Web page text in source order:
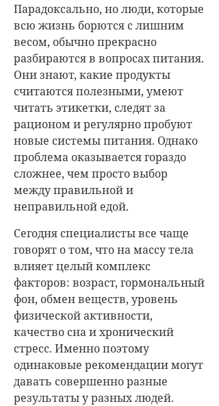
Парадоксально, но люди, которые
всю жизнь борются с лишним
весом, обычно прекрасно
разбираются в вопросах питания.
Они знают, какие продукты
считаются полезными, умеют
читать этикетки, следят за
рационом и регулярно пробуют
новые системы питания. Однако
проблема оказывается гораздо
сложнее, чем просто выбор
между правильной и
неправильной едой.
Сегодня специалисты все чаще
говорят о том, что на массу тела
влияет целый комплекс
факторов: возраст, гормональный
фон, обмен веществ, уровень
физической активности,
качество сна и хронический
стресс. Именно поэтому
одинаковые рекомендации могут
давать совершенно разные
результаты у разных людей.